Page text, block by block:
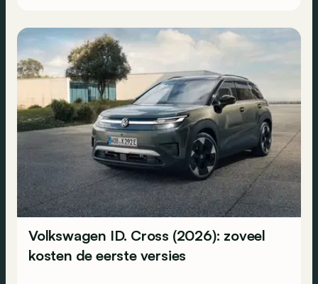
Volkswagen ID. Cross (2026): zoveel
kosten de eerste versies